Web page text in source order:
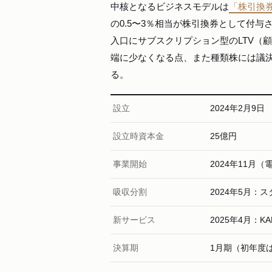
中核となるビジネスモデルは 「株引換
の0.5〜3％相当が株引換券として付与
入口にサブスクリプション型のLTV（
端に少なくなる点、また種類株には議
る。
設立 2024年2月9日
設立時資本金 25億円
事業開始 2024年11月（
吸収分割 2024年5月：ス
新サービス 2025年4月：
決算期 1月期（初年度